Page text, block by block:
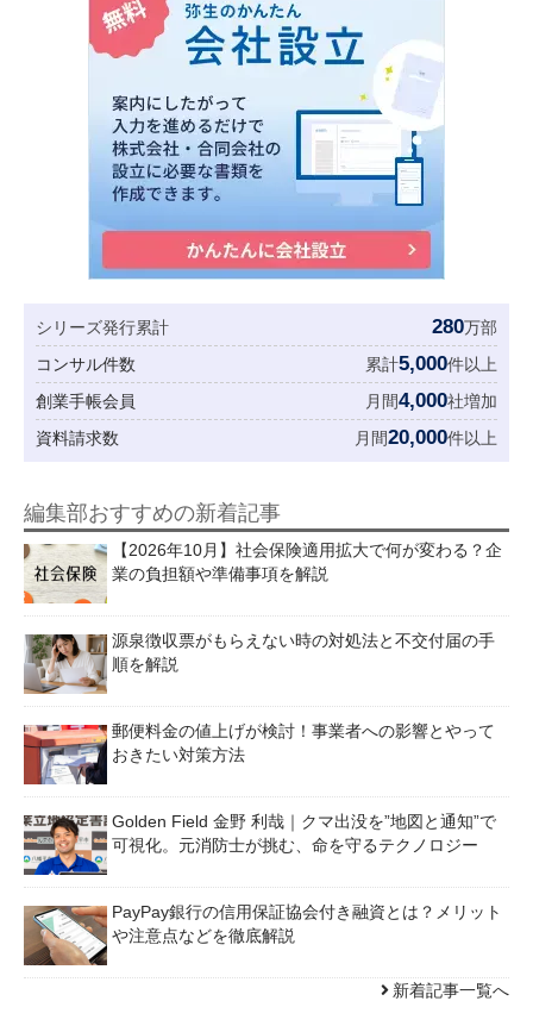
シリーズ発行累計 280万部
コンサル件数
累計5,000件以上
創業手帳会員
月間4,000社増加
資料請求数
月間20,000件以上
編集部おすすめの新着記事
【2026年10月】社会保険適用拡大で何が変わる？企
業の負担額や準備事項を解説
源泉徴収票がもらえない時の対処法と不交付届の手
順を解説
郵便料金の値上げが検討！事業者への影響とやって
おきたい対策方法
Golden Field 金野 利哉｜クマ出没を”地図と通知”で
可視化。元消防士が挑む、命を守るテクノロジー
PayPay銀行の信用保証協会付き融資とは？メリット
や注意点などを徹底解説
新着記事一覧へ